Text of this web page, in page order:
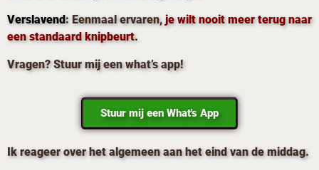
Verslavend: Eenmaal ervaren, je wilt nooit meer terug naar
een standaard knipbeurt.
Vragen? Stuur mij een what’s app!
Stuur mij een What's App
Ik reageer over het algemeen aan het eind van de middag.